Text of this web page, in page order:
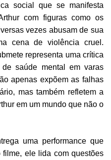
social que se manifesta
com figuras como os
vezes abusam de sua
cena de violência cruel.
representa uma crítica
saúde mental em varas
apenas expõem as falhas
mas também refletem a
em um mundo que não o
uma performance que
ele lida com questões